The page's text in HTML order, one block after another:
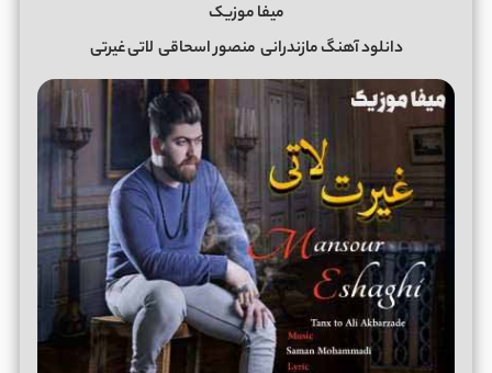
میفا موزیک
دانلود آهنگ مازندرانی منصور اسحاقی لاتی غیرتی